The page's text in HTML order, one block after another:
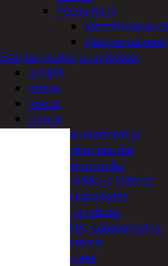
Pesuaineet
Yleispesuaineet
Eläintenruoka ja tarvikkeet
Jyrsijät
Kissat
Koirat
Linnut
Linnunpöntöt ja
ruokintalaudat
Linnunruoka
Kodin elektroniikka ja laitteet
Imurit ja tarvikkeet
Kaapelit ja johdot
Kelloradiot, sääasemat ja
lämpömittarit
Oheislaitteet